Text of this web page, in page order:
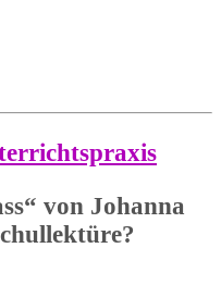
von Johanna